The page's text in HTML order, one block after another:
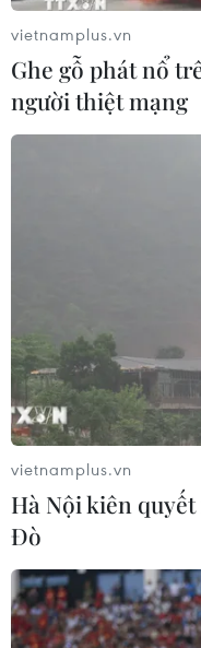
Quảng Ngãi:
kỷ chịu cảnh dự
Đã ngót gần 3 thập
khu II đê bao phải
vietnamplus.vn
Ghe gỗ phát nổ
người thiệt mạng
vietnamplus.vn
Hà Nội kiên
Đò